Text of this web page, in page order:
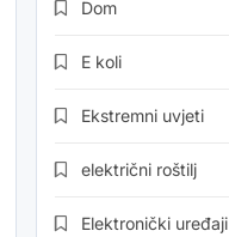
Dom
E koli
Ekstremni uvjeti
električni roštilj
Elektronički uređaji